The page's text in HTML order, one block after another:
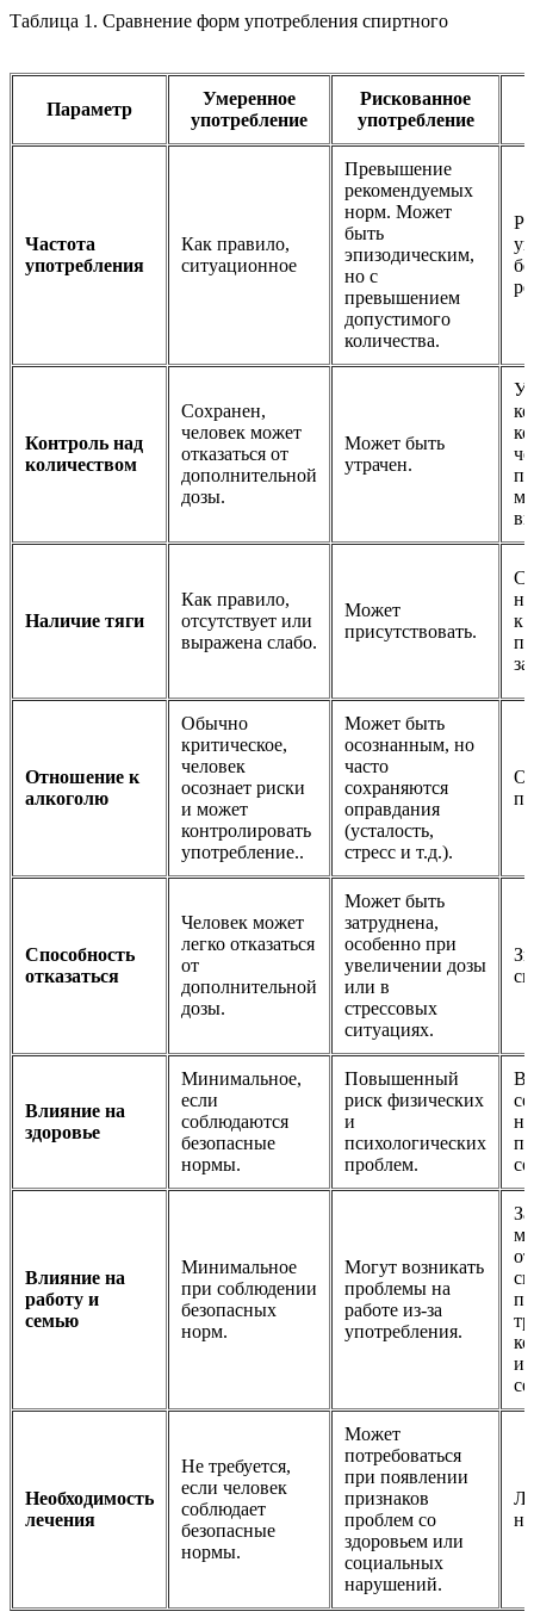
Таблица 1. Сравнение форм употребления спиртного
Параметр
Умеренное
употребление
Рискованное
употребление
Частота
употребления
Как правило,
ситуационное
Превышение
рекомендуемых
норм. Может
быть
эпизодическим,
но с
превышением
допустимого
количества.
Контроль над
количеством
Сохранен,
человек может
отказаться от
дополнительной
дозы.
Может быть
утрачен.
Наличие тяги
Как правило,
отсутствует или
выражена слабо.
Может
присутствовать.
к
Отношение к
алкоголю
Обычно
критическое,
человек
осознает риски
и может
контролировать
употребление..
Может быть
осознанным, но
часто
сохраняются
оправдания
(усталость,
стресс и т.д.).
Способность
отказаться
Человек может
легко отказаться
от
дополнительной
дозы.
Может быть
затруднена,
особенно при
увеличении дозы
или в
стрессовых
ситуациях.
Влияние на
здоровье
Минимальное,
если
соблюдаются
безопасные
нормы.
Повышенный
риск физических
и
психологических
проблем.
Влияние на
работу и
семью
Минимальное
при соблюдении
безопасных
норм.
Могут возникать
проблемы на
работе из-за
употребления.
Необходимость
лечения
Не требуется,
если человек
соблюдает
безопасные
нормы.
Может
потребоваться
при появлении
признаков
проблем со
здоровьем или
социальных
нарушений.